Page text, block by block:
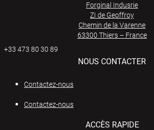
Forginal Indusrie
ZI de Geoffroy
Chemin de la Varenne
63300 Thiers – France
+33 473 80 30 89
NOUS CONTACTER
Contactez-nous
Contactez-nous
ACCÈS RAPIDE